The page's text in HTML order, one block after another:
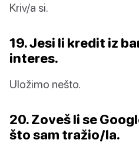
Kriv/a si.
19. Jesi li kredit iz
interes.
Uložimo nešto.
20. Zoveš li se
što sam tražio/la.